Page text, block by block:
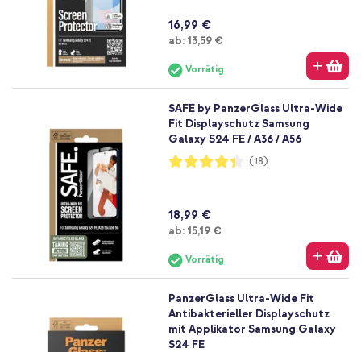
16,99 €
ab: Ab
13,59 €
Vorrätig
SAFE by PanzerGlass Ultra-Wide
Fit Displayschutz Samsung
Galaxy S24 FE / A36 / A56
Bewertung:
87%
(18)
18,99 €
ab: Ab
15,19 €
Vorrätig
PanzerGlass Ultra-Wide Fit
Antibakterieller Displayschutz
mit Applikator Samsung Galaxy
S24 FE